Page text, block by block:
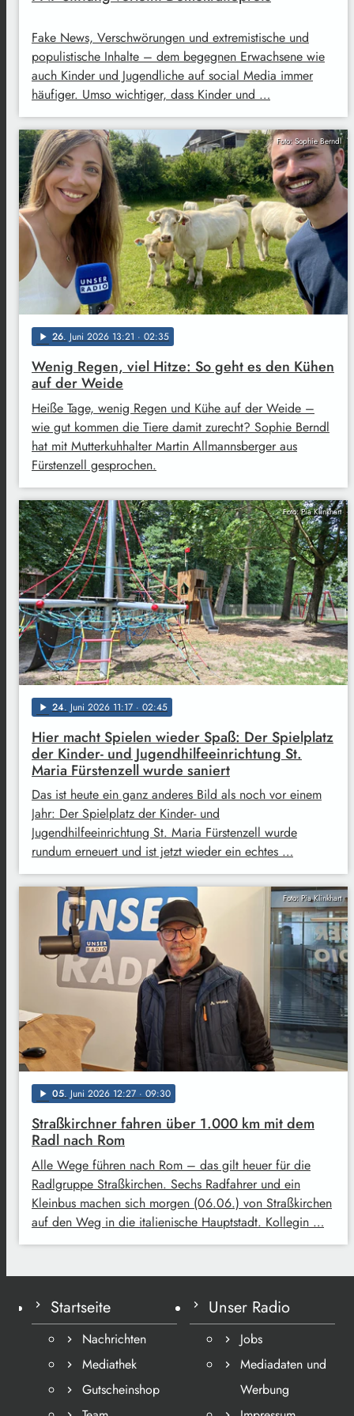
Fake News, Verschwörungen und extremistische und
populistische Inhalte – dem begegnen Erwachsene wie
auch Kinder und Jugendliche auf social Media immer
häufiger. Umso wichtiger, dass Kinder und …
Foto: Sophie Berndl
play_arrow 26. Juni 2026 13:21 · 02:35
Wenig Regen, viel Hitze: So geht es den Kühen
auf der Weide
Heiße Tage, wenig Regen und Kühe auf der Weide –
wie gut kommen die Tiere damit zurecht? Sophie Berndl
hat mit Mutterkuhhalter Martin Allmannsberger aus
Fürstenzell gesprochen.
Foto: Pia Klinkhart
play_arrow 24. Juni 2026 11:17 · 02:45
Hier macht Spielen wieder Spaß: Der Spielplatz
der Kinder- und Jugendhilfeeinrichtung St.
Maria Fürstenzell wurde saniert
Das ist heute ein ganz anderes Bild als noch vor einem
Jahr: Der Spielplatz der Kinder- und
Jugendhilfeeinrichtung St. Maria Fürstenzell wurde
rundum erneuert und ist jetzt wieder ein echtes …
Foto: Pia Klinkhart
play_arrow 05. Juni 2026 12:27 · 09:30
Straßkirchner fahren über 1.000 km mit dem
Radl nach Rom
Alle Wege führen nach Rom – das gilt heuer für die
Radlgruppe Straßkirchen. Sechs Radfahrer und ein
Kleinbus machen sich morgen (06.06.) von Straßkirchen
auf den Weg in die italienische Hauptstadt. Kollegin …
Startseite
Nachrichten
Mediathek
Gutscheinshop
Unser Radio
Jobs
Mediadaten und
Werbung